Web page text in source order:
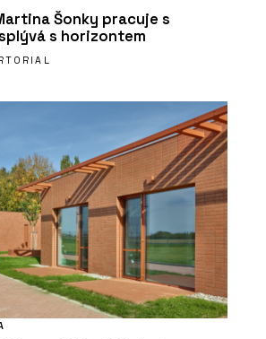
Šonky pracuje s
s horizontem